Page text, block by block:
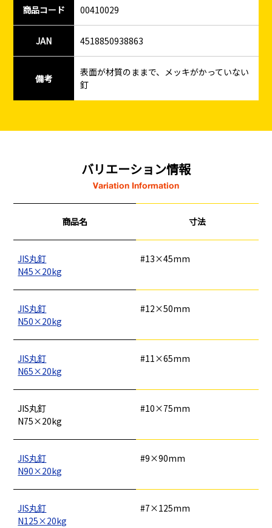
釘 ロープ・チェーン シート・ネット ビス
フレコン・袋物
型枠部材 基礎用部材 土木資材 テープ
シーリング剤・接着剤・スプレー等
建てる（建築）
（型枠工事）
を設ける
商品コード 00410029
JAN 4518850938863
備考
表面が材質のままで、メッキがかっていない
釘
バリエーション情報
Variation Information
商品名 寸法
JIS丸釘
N45×20kg
#13×45mm
JIS丸釘
N50×20kg
#12×50mm
JIS丸釘
N65×20kg
#11×65mm
JIS丸釘
N75×20kg
#10×75mm
JIS丸釘
N90×20kg
#9×90mm
JIS丸釘
N125×20kg
#7×125mm